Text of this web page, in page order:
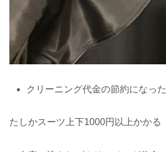
クリーニング代金の節約になった
たしかスーツ上下1000円以上かかる